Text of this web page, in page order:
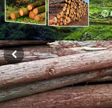
낒